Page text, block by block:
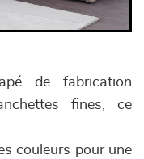
de fabrication
fines, ce
couleurs pour une